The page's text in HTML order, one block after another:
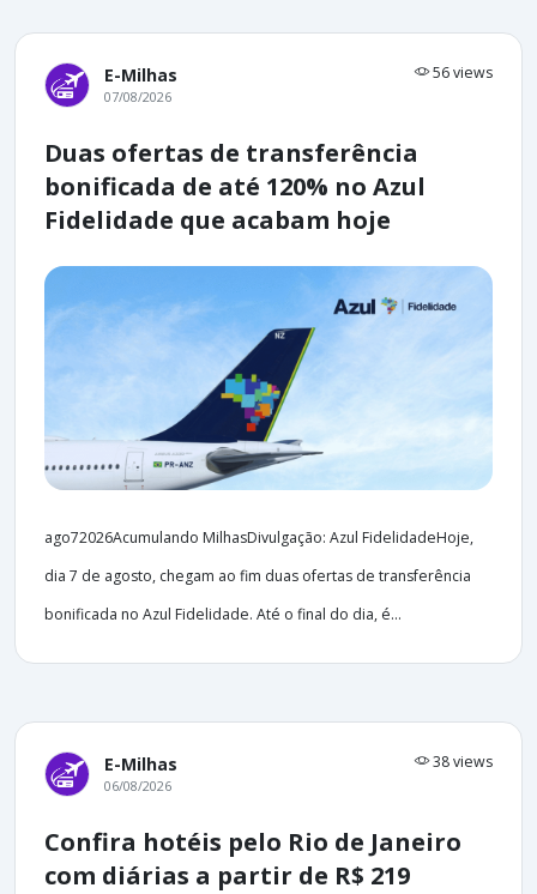
E-Milhas 56 views
07/08/2026
Duas ofertas de transferência
bonificada de até 120% no Azul
Fidelidade que acabam hoje
ago72026Acumulando MilhasDivulgação: Azul FidelidadeHoje,
dia 7 de agosto, chegam ao fim duas ofertas de transferência
bonificada no Azul Fidelidade. Até o final do dia, é...
E-Milhas 38 views
06/08/2026
Confira hotéis pelo Rio de Janeiro
com diárias a partir de R$ 219